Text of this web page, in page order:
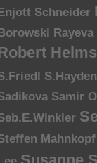
Enjott Schneider
Borowski Rayeva
S.Hayden
Samir